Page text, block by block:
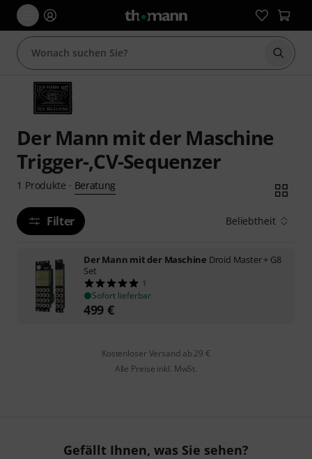
Suche
Der Mann mit der Maschine
Trigger-,CV-Sequenzer
1 Produkte · Beratung
Filter Beliebtheit
Der Mann mit der Maschine Droid Master + G8
Set
1
Sofort lieferbar
499 €
Kostenloser Versand ab 29 €
Alle Preise inkl. MwSt.
Gefällt Ihnen, was Sie sehen?